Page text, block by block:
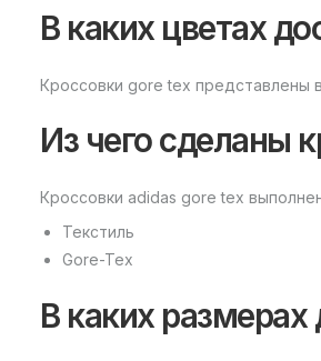
В каких цветах
Кроссовки gore tex
Из чего сделаны
Кроссовки adidas gore tex
Текстиль
Gore-Tex
В каких